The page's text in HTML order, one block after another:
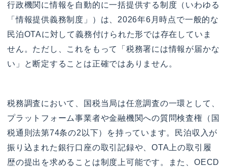
行政機関に情報を自動的に一括提供する制度（いわゆる
「情報提供義務制度」）は、2026年6月時点で一般的な
民泊OTAに対して義務付けられた形では存在していま
せん。ただし、これをもって「税務署には情報が届かな
い」と断定することは正確ではありません。
税務調査において、国税当局は任意調査の一環として、
プラットフォーム事業者や金融機関への質問検査権（国
税通則法第74条の2以下）を持っています。民泊収入が
振り込まれた銀行口座の取引記録や、OTA上の取引履
歴の提出を求めることは制度上可能です。また、OECD